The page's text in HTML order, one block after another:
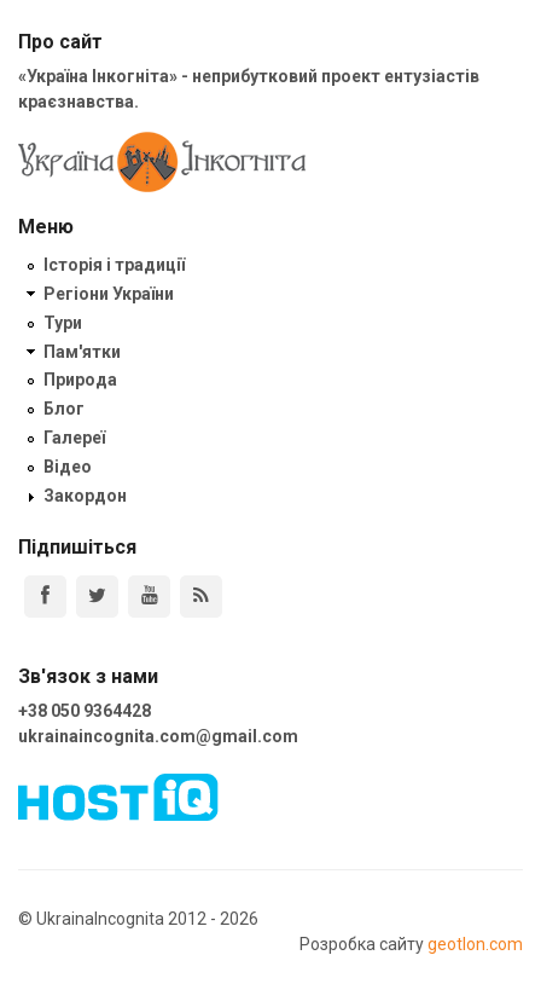
Про сайт
«Україна Інкогніта» - неприбутковий проект ентузіастів
краєзнавства.
Меню
Історія і традиції
Регіони України
Тури
Пам'ятки
Природа
Блог
Галереї
Відео
Закордон
Підпишіться
Зв'язок з нами
+38 050 9364428
ukrainaincognita.com@gmail.com
© UkrainaIncognita 2012 - 2026
Розробка сайтуgeotlon.com